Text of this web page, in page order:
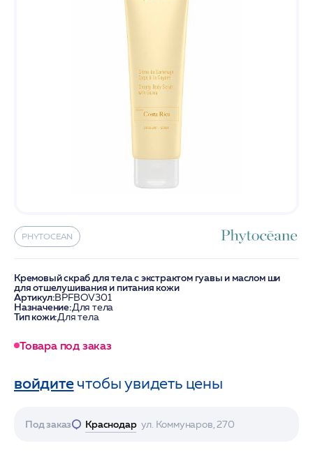
PHYTOCEAN
Кремовый скраб для тела с экстрактом гуавы и маслом ши
для отшелушивания и питания кожи
Артикул:BPFBOV301
Назначение:Для тела
Тип кожи:Для тела
Товара под заказ
войдитечтобы увидеть цены
Под заказ Краснодар ул. Коммунаров, 270